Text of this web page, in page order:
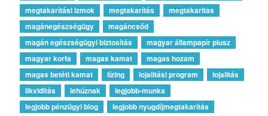
megtakarítási izmok
megtakarítás
megtakaritas
magánegészségügy
magáncsőd
magán egészségügyi biztosítás
magyar állampapír plusz
magyar korfa
magas kamat
magas hozam
magas betéti kamat
lízing lojalitási program
lojalitás
likviditás
lehúznak
legjobb-munka
legjobb pénzügyi blog
legjobb nyugdíjmegtakarítás